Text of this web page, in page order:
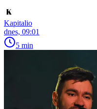
Kapitalio
dnes, 09:01
5 min